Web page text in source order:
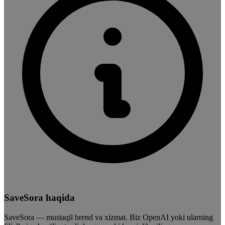
SaveSora haqida
SaveSora — mustaqil brend va xizmat. Biz OpenAI yoki ularning